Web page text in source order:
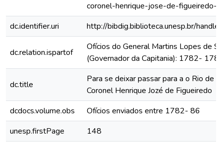
coronel-henrique-jose-de-figueiredo-
dc.identifier.uri
http://bibdig.biblioteca.unesp.br/
dc.relation.ispartof
Ofícios do General Martins Lopes de
(Governador da Capitania): 1782-
dc.title
Para se deixar passar para a o Rio de
Coronel Henrique Jozé de Figueiredo
dcdocs.volume.obs
Ofícios enviados entre 1782- 86
unesp.firstPage
148